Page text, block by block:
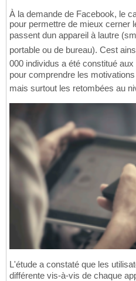
À la demande de Facebook, le
pour permettre de mieux cerner
passent dun appareil à lautre
portable ou de bureau). Cest
000 individus a été constitué
pour comprendre les
mais surtout les retombées au
L'étude a constaté que les
différente vis-à-vis de chaque